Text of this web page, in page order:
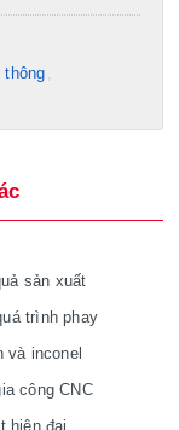
thông
sản xuất
trình phay
và inconel
công CNC
hiện đại